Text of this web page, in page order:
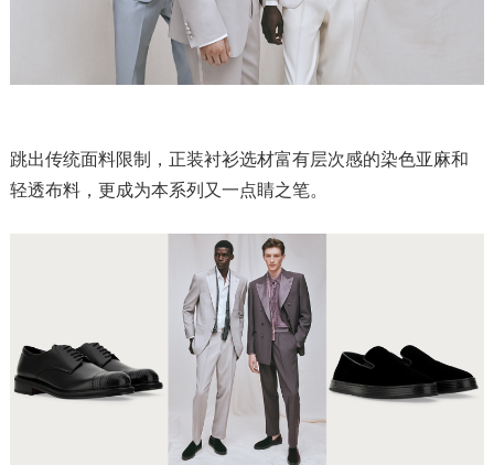
跳出传统面料限制，正装衬衫选材富有层次感的染色亚麻和
轻透布料，更成为本系列又一点睛之笔。